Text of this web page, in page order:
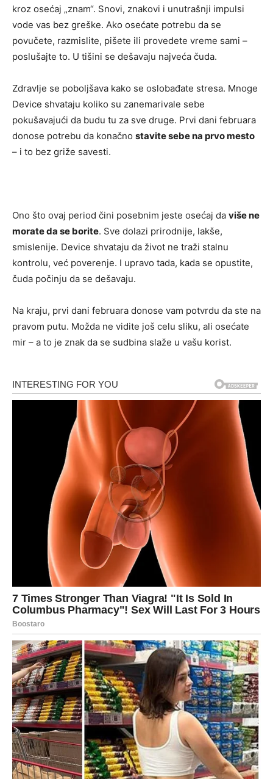
kroz osećaj „znam“. Snovi, znakovi i unutrašnji impulsi
vode vas bez greške. Ako osećate potrebu da se
povučete, razmislite, pišete ili provedete vreme sami –
poslušajte to. U tišini se dešavaju najveća čuda.
Zdravlje se poboljšava kako se oslobađate stresa. Mnoge
Device shvataju koliko su zanemarivale sebe
pokušavajući da budu tu za sve druge. Prvi dani februara
donose potrebu da konačno stavite sebe na prvo mesto
– i to bez griže savesti.
Ono što ovaj period čini posebnim jeste osećaj da više ne
morate da se borite. Sve dolazi prirodnije, lakše,
smislenije. Device shvataju da život ne traži stalnu
kontrolu, već poverenje. I upravo tada, kada se opustite,
čuda počinju da se dešavaju.
Na kraju, prvi dani februara donose vam potvrdu da ste na
pravom putu. Možda ne vidite još celu sliku, ali osećate
mir – a to je znak da se sudbina slaže u vašu korist.